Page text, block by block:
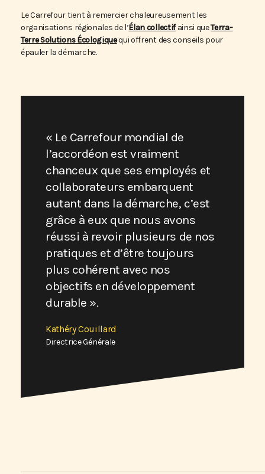
Le Carrefour tient à remercier chaleureusement les
organisations régionales de l’Élan collectifainsi queTerra-
Terre Solutions Écologiquequi offrent des conseils pour
épauler la démarche.
« Le Carrefour mondial de
l’accordéon est vraiment
chanceux que ses employés et
collaborateurs embarquent
autant dans la démarche, c’est
grâce à eux que nous avons
réussi à revoir plusieurs de nos
pratiques et d’être toujours
plus cohérent avec nos
objectifs en développement
durable ».
Kathéry Couillard
Directrice Générale